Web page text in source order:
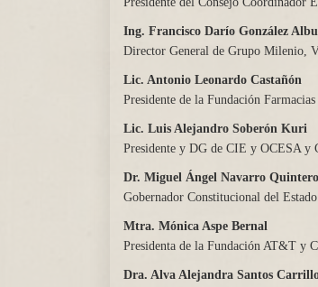
Ing. Francisco Darío González
Director General de Grupo Milenio,
Lic. Antonio Leonardo Castañón
Presidente de la Fundación
Lic. Luis Alejandro Soberón Kuri
Presidente y DG de CIE y OCESA y
Dr. Miguel Ángel Navarro Quintero
Gobernador Constitucional del
Mtra. Mónica Aspe Bernal
Presidenta de la Fundación AT&T y
Dra. Alva Alejandra Santos